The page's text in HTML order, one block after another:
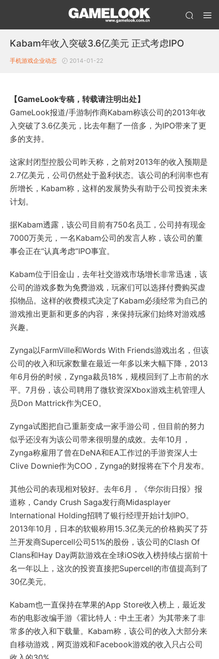
Kabam年收入突破3.6亿美元 正式考虑IPO
手机游戏企业动态 2014-01-22
【GameLook专稿，转载请注明出处】
GameLook报道/手游制作商Kabam称该公司的2013年收
入突破了3.6亿美元，比去年翻了一倍多，为IPO带来了更
多的支持。
这家封闭型控股公司昨天称，之前对2013年的收入预期是
2.7亿美元，公司仍然处于盈利状态。该公司的利润率也有
所增长，Kabam称，这样的发展势头有助于公司投资未来
计划。
据Kabam透露，该公司目前有750名员工，公司持有现金
7000万美元，一名Kabam公司的发言人称，该公司的董
事会正在“认真考虑”IPO事宜。
Kabam位于旧金山，去年社交游戏市场增长非常迅速，该
公司的游戏多数为免费游戏，玩家们可以选择付费购买虚
拟物品。这样的收费模式决定了Kabam必须经常为自己的
游戏推出更新和更多的内容，来保持玩家们始终对游戏感
兴趣。
Zynga以FarmVille和Words With Friends游戏出名，但该
公司的收入和玩家数量在最近一年多以来大幅下降，2013
年6月份的时候，Zynga裁员18%，规模回到了上市前的水
平。7月份，该公司聘用了微软资深Xbox游戏主机管理人
员Don Mattrick作为CEO。
Zynga试图把自己重新变成一家手游公司，但目前的努力
似乎还没有为该公司带来很明显的成效。去年10月，
Zynga称雇用了曾在DeNA和EA工作过的手游资深人士
Clive Downie作为COO，Zynga的财报将在下个月发布。
其他公司的表现相对较好。去年6月，《华尔街日报》报
道称，Candy Crush Saga发行商Midasplayer
International Holding招聘了银行经理开始计划IPO。
2013年10月，日本的软银称用15.3亿美元的价格购买了芬
兰开发商Supercell公司51%的股份，该公司的Clash Of
Clans和Hay Day两款游戏在全球iOS收入榜持续占据前十
名一年以上，这次的投资直接把Supercell的市值提高到了
30亿美元。
Kabam也一直保持在苹果的App Store收入榜上，最近发
布的电影改编手游《霍比特人：中土王者》为其带来了非
常多的收入和下载量。Kabam称，该公司的收入大部分来
自移动游戏，网页游戏和Facebook游戏的收入只占公司